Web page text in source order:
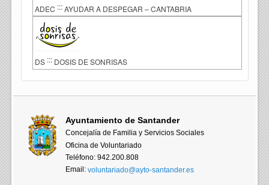
ADEC ::: AYUDAR A DESPEGAR – CANTABRIA
DS ::: DOSIS DE SONRISAS
Ayuntamiento de Santander
Concejalía de Familia y Servicios Sociales
Oficina de Voluntariado
Teléfono: 942.200.808
Email:voluntariado@ayto-santander.es